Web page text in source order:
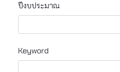
ปีงบประมาณ
Keyword